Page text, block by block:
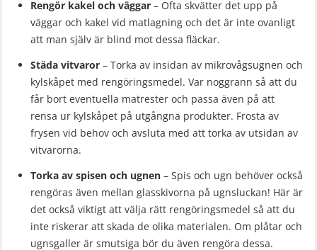
Rengör kakel och väggar – Ofta skvätter det upp på
väggar och kakel vid matlagning och det är inte ovanligt
att man själv är blind mot dessa fläckar.
Städa vitvaror – Torka av insidan av mikrovågsugnen och
kylskåpet med rengöringsmedel. Var noggrann så att du
får bort eventuella matrester och passa även på att
rensa ur kylskåpet på utgångna produkter. Frosta av
frysen vid behov och avsluta med att torka av utsidan av
vitvarorna.
Torka av spisen och ugnen – Spis och ugn behöver också
rengöras även mellan glasskivorna på ugnsluckan! Här är
det också viktigt att välja rätt rengöringsmedel så att du
inte riskerar att skada de olika materialen. Om plåtar och
ugnsgaller är smutsiga bör du även rengöra dessa.